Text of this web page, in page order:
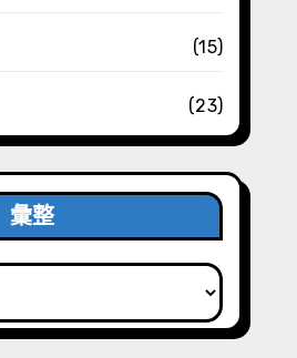
(15)
(23)
彙整